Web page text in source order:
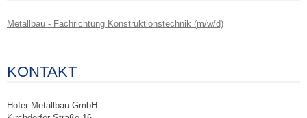
Metallbau - Fachrichtung Konstruktionstechnik (m/w/d)
KONTAKT
Hofer Metallbau GmbH